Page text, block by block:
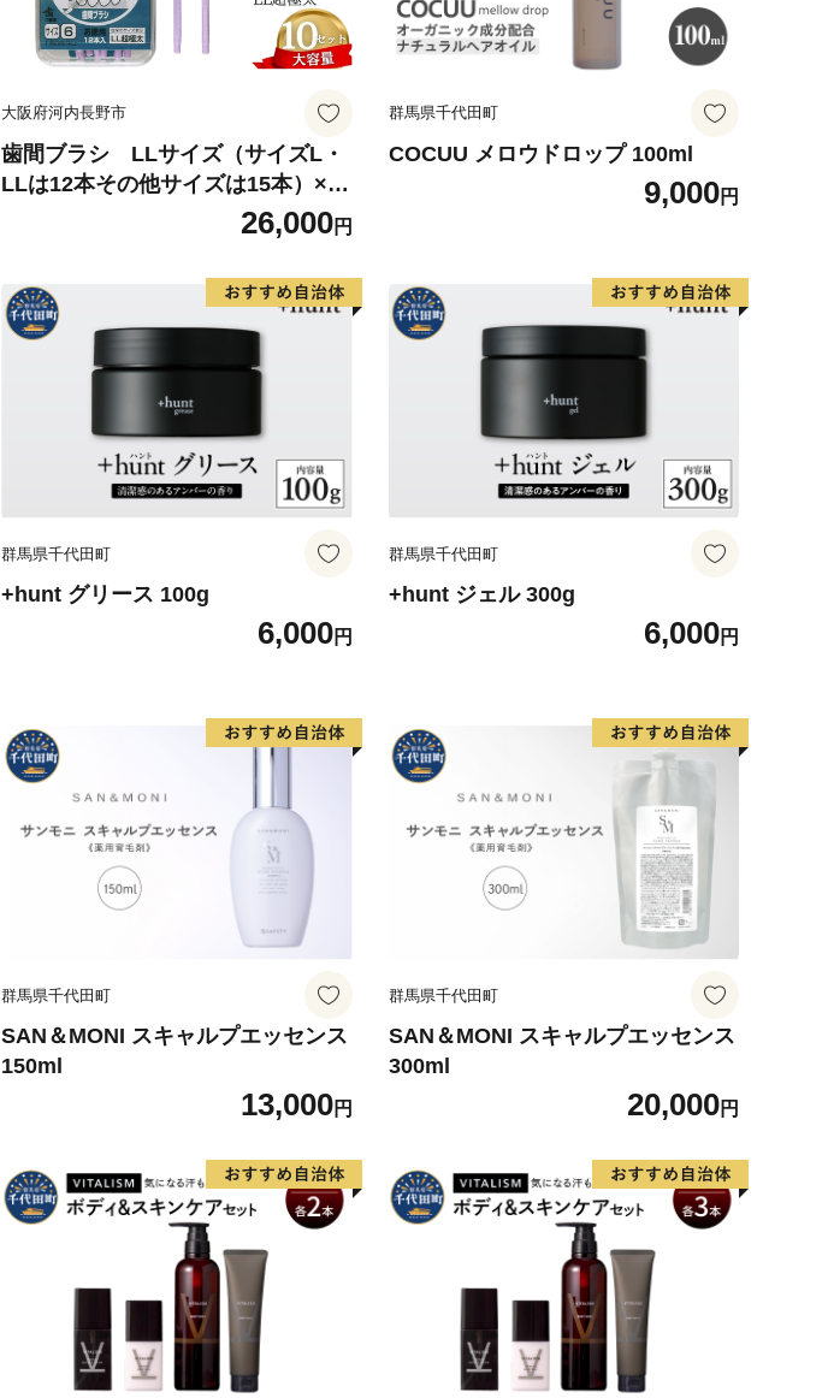
地域返礼品
大阪府河内長野市
歯間ブラシ LLサイズ（サイズL・
LLは12本その他サイズは15本）×10
セット 大容量 お徳用 クリアデン
ト 隙間汚れ 歯磨き ハミガキ フロス
オーラルケア 歯石 歯垢 虫歯 選べる
サイズ｜こだわりの逸品 地域特産
品 ギフト 自分用 人気 おすすめ
26,000円
群馬県千代田町
COCUU メロウドロップ 100ml
9,000円
群馬県千代田町
+hunt グリース 100g
6,000円
群馬県千代田町
+hunt ジェル 300g
6,000円
群馬県千代田町
SAN＆MONI スキャルプエッセンス
150ml
13,000円
群馬県千代田町
SAN＆MONI スキャルプエッセンス
300ml
20,000円